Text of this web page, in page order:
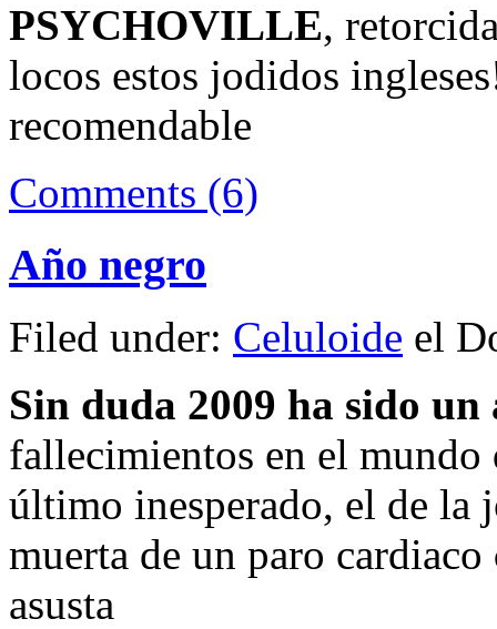
PSYCHOVILLE,
locos estos jodidos
recomendable
Comments (6)
Año negro
Filed under: Celuloide el
Sin duda 2009 ha sido un
fallecimientos en el
último inesperado, el de la
muerta de un paro cardiaco
asusta